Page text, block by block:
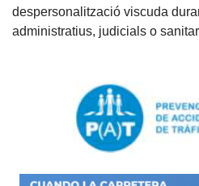
despersonalització viscuda
administratius, judicials o